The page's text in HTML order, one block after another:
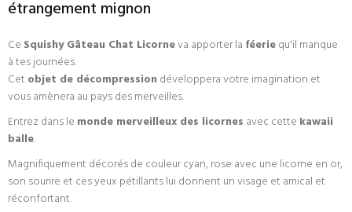
étrangement mignon
Ce Squishy Gâteau Chat Licorneva apporter la féeriequ'il manque
à tes journées.
Cet objet de décompression développera votre imagination et
vous amènera au pays des merveilles.
Entrez dans le monde merveilleux des licornes avec cette kawaii
balle.
Magnifiquement décorés de couleur cyan, rose avec une licorne en or,
son sourire et ces yeux pétillants lui donnent un visage et amical et
réconfortant.